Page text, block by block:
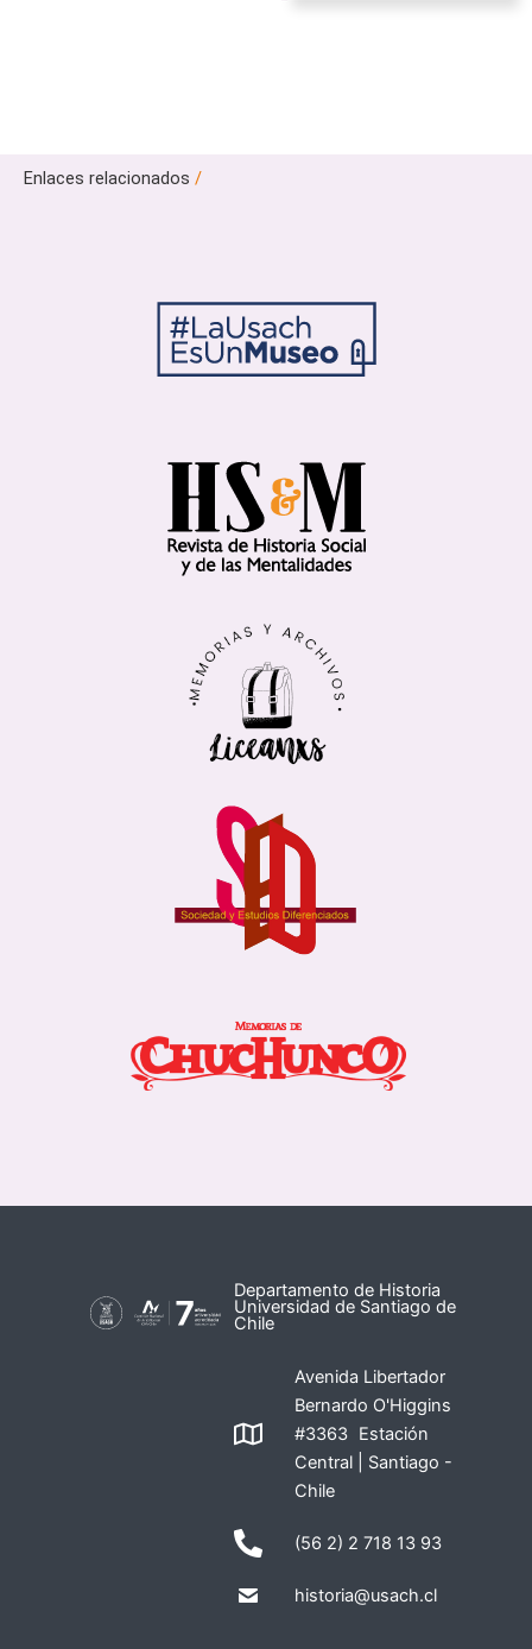
Enlaces relacionados /
Departamento de Historia
Universidad de Santiago de
Chile
Avenida Libertador
Bernardo O'Higgins
#3363 Estación
Central | Santiago -
Chile
(56 2) 2 718 13 93
historia@usach.cl